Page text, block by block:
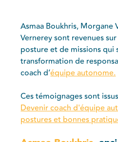
Asmaa Boukhris, Morgane
Vernerey sont revenues
posture et de missions qui
transformation de
coach d’équipe autonome.
Ces témoignages sont
Devenir coach d'équipe
postures et bonnes